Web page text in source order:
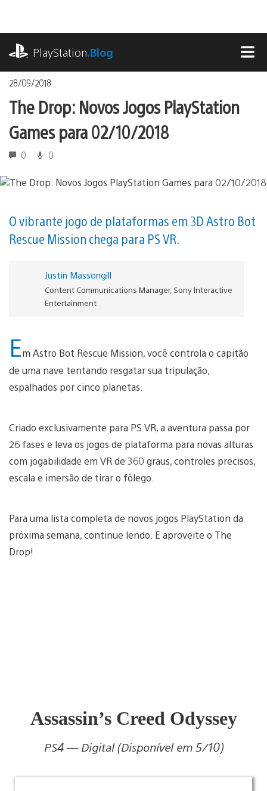
o
conteúdoPlayStation.Blog
28/09/2018
The Drop: Novos Jogos PlayStation
Games para 02/10/2018
0 0
O vibrante jogo de plataformas em 3D Astro Bot
Rescue Mission chega para PS VR.
Justin Massongill
Content Communications Manager, Sony Interactive
Entertainment
Em Astro Bot Rescue Mission, você controla o capitão
de uma nave tentando resgatar sua tripulação,
espalhados por cinco planetas.
Criado exclusivamente para PS VR, a aventura passa por
26 fases e leva os jogos de plataforma para novas alturas
com jogabilidade em VR de 360 graus, controles precisos,
escala e imersão de tirar o fôlego.
Para uma lista completa de novos jogos PlayStation da
próxima semana, continue lendo. E aproveite o The
Drop!
Assassin’s Creed Odyssey
PS4 — Digital (Disponível em 5/10)